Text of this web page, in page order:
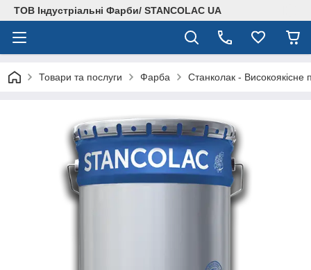
ТОВ Індустріальні Фарби/ STANCOLAC UA
Товари та послуги Фарба Станколак - Високоякісне